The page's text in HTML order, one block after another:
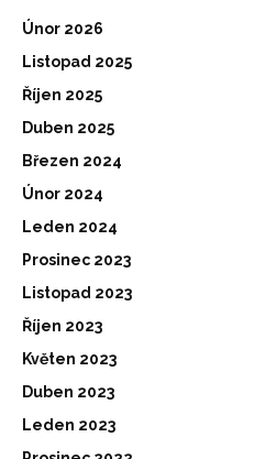
Únor 2026
Listopad 2025
Říjen 2025
Duben 2025
Březen 2024
Únor 2024
Leden 2024
Prosinec 2023
Listopad 2023
Říjen 2023
Květen 2023
Duben 2023
Leden 2023